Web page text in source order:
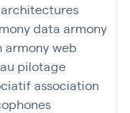
architectures
data armony
armony web
pilotage
association